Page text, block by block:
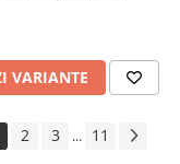
VARIANTE
2 3 ... 11